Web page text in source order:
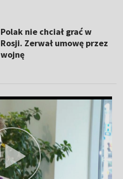
Polak nie chciał grać w
Rosji. Zerwał umowę przez
wojnę